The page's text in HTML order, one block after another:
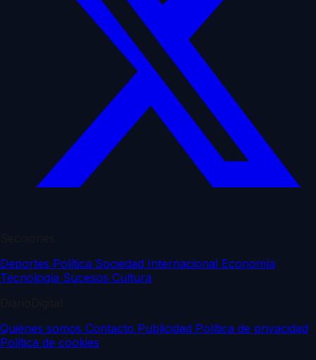
Deportes Política Sociedad Internacional Economía
Tecnología Sucesos Cultura
Quiénes somos Contacto Publicidad Política de privacidad
Política de cookies